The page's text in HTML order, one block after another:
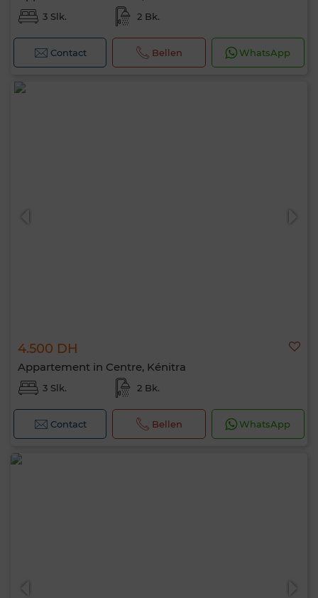
3 Slk. 2 Bk.
Contact Bellen WhatsApp
4.500 DH
Appartement in Centre, Kénitra
3 Slk. 2 Bk.
Contact Bellen WhatsApp